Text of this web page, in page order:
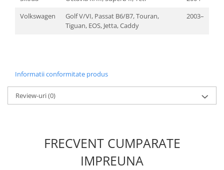
Opel
Saab
Skoda
Scule pentru tinichigerie
Volkswagen
Golf V/VI, Passat B6/B7, Touran,
Tiguan, EOS, Jetta, Caddy
2003–
Informatii conformitate produs
Review-uri(0)
FRECVENT CUMPARATE
IMPREUNA